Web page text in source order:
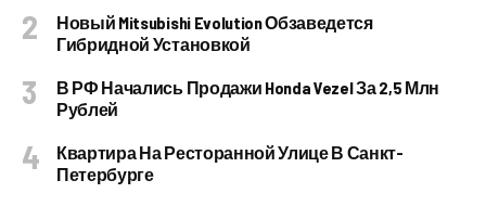
Новый Mitsubishi Evolution Обзаведется
Гибридной Установкой
В РФ Начались Продажи Honda Vezel За 2,5 Млн
Рублей
Квартира На Ресторанной Улице В Санкт-
Петербурге